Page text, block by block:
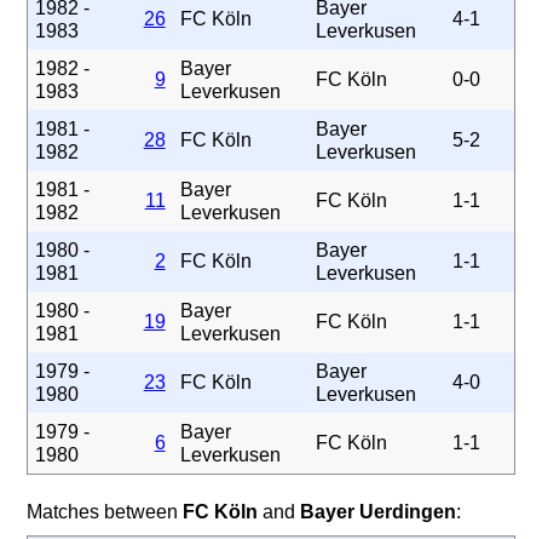
1982 -
1983
26 FC Köln
Bayer
Leverkusen
4-1
1982 -
1983
9
Bayer
Leverkusen
FC Köln 0-0
1981 -
1982
28 FC Köln
Bayer
Leverkusen
5-2
1981 -
1982
11
Bayer
Leverkusen
FC Köln 1-1
1980 -
1981
2 FC Köln
Bayer
Leverkusen
1-1
1980 -
1981
19
Bayer
Leverkusen
FC Köln 1-1
1979 -
1980
23 FC Köln
Bayer
Leverkusen
4-0
1979 -
1980
6
Bayer
Leverkusen
FC Köln 1-1
Matches between FC Köln and Bayer Uerdingen: